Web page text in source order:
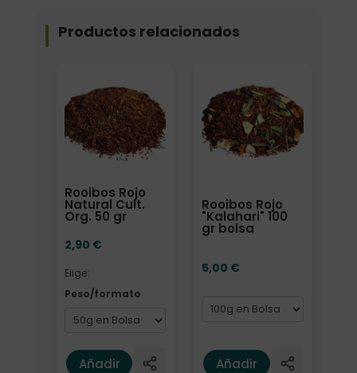
Productos relacionados
Rooibos Rojo
Natural Cult.
Org. 50 gr
2,90 €
Elige:
Peso/formato
Añadir
Rooibos Rojo
"Kalahari" 100
gr bolsa
5,00 €
Añadir